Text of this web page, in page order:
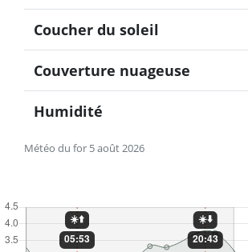
Météo du for 5 août 2026
Coucher du soleil
Couverture nuageuse
Humidité